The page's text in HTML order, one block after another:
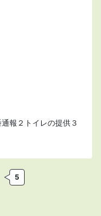
報２トイレの提供３
5